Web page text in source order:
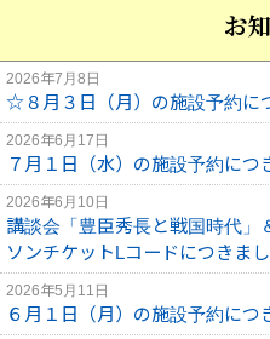
お
2026年7月8日
☆８月３日（月）の施設予約に
2026年6月17日
７月１日（水）の施設予約につ
2026年6月10日
講談会「豊臣秀長と戦国時代
ソンチケットLコードにつきま
2026年5月11日
６月１日（月）の施設予約につ